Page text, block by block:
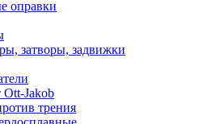
оправки
затворы, задвижки
Jakob
трения